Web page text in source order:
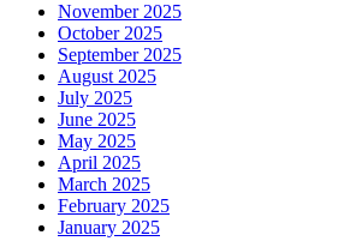
November 2025
October 2025
September 2025
August 2025
July 2025
June 2025
May 2025
April 2025
March 2025
February 2025
January 2025